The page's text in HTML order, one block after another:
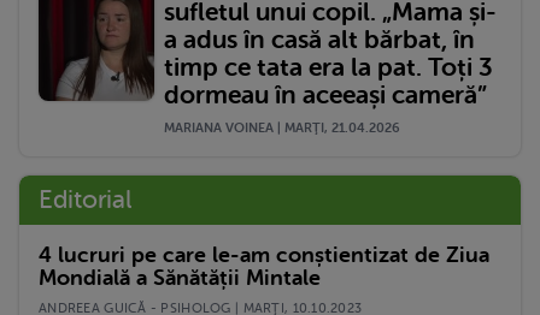
sufletul unui copil. „Mama și-
a adus în casă alt bărbat, în
timp ce tata era la pat. Toți 3
dormeau în aceeași cameră”
MARIANA VOINEA | MARŢI, 21.04.2026
Editorial
4 lucruri pe care le-am conștientizat de Ziua
Mondială a Sănătății Mintale
ANDREEA GUICĂ - PSIHOLOG | MARŢI, 10.10.2023